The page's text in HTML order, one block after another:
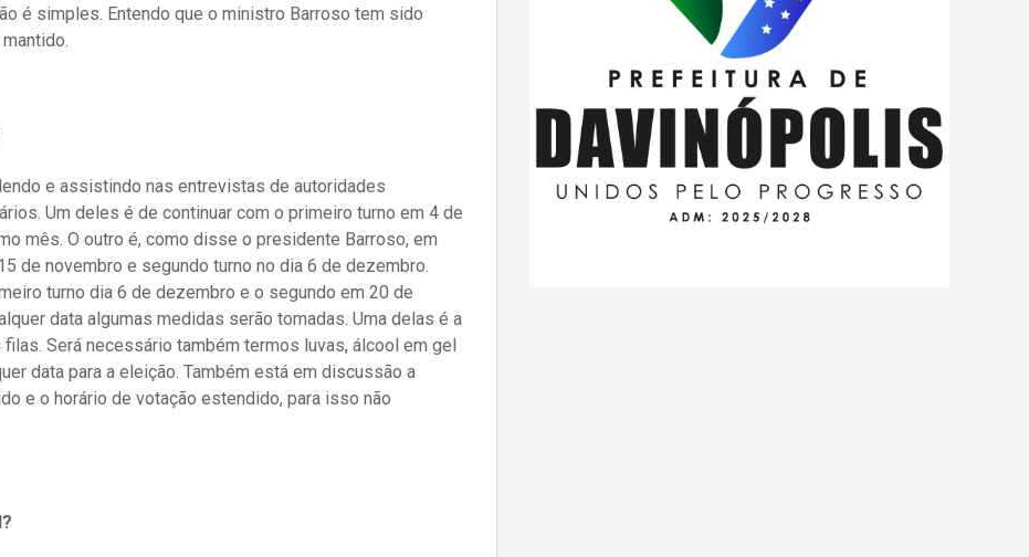
é simples. Entendo que o ministro Barroso tem sido
e assistindo nas entrevistas de autoridades
Um deles é de continuar com o primeiro turno em 4 de
mês. O outro é, como disse o presidente Barroso, em
de novembro e segundo turno no dia 6 de dezembro.
turno dia 6 de dezembro e o segundo em 20 de
data algumas medidas serão tomadas. Uma delas é a
Será necessário também termos luvas, álcool em gel
data para a eleição. Também está em discussão a
e o horário de votação estendido, para isso não